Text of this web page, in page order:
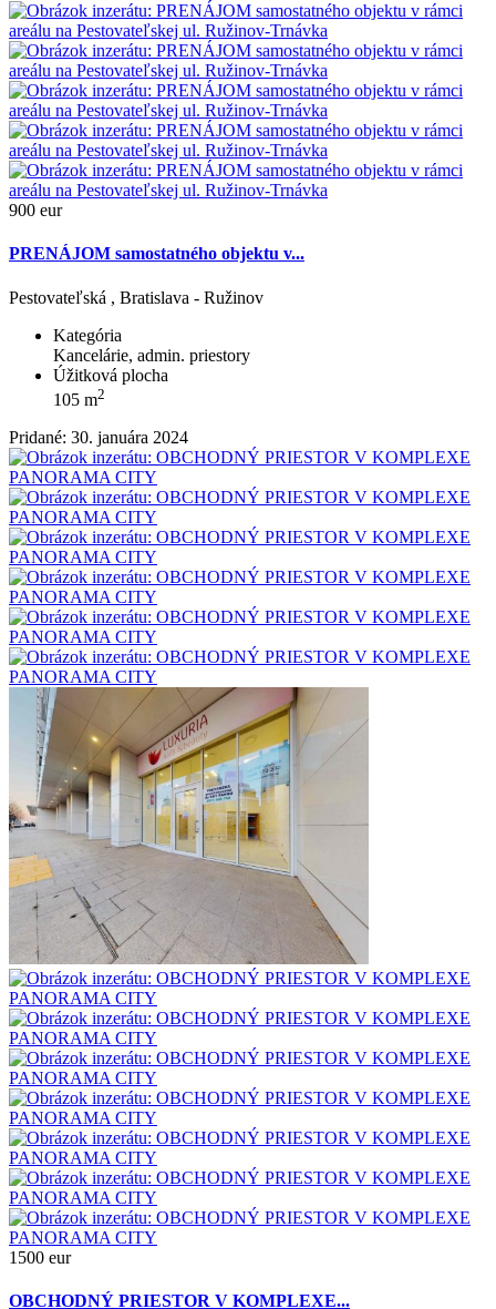
900 eur
PRENÁJOM samostatného objektu v...
Pestovateľská , Bratislava - Ružinov
Kategória
Kancelárie, admin. priestory
Úžitková plocha
105 m2
Pridané: 30. januára 2024
1500 eur
OBCHODNÝ PRIESTOR V KOMPLEXE...